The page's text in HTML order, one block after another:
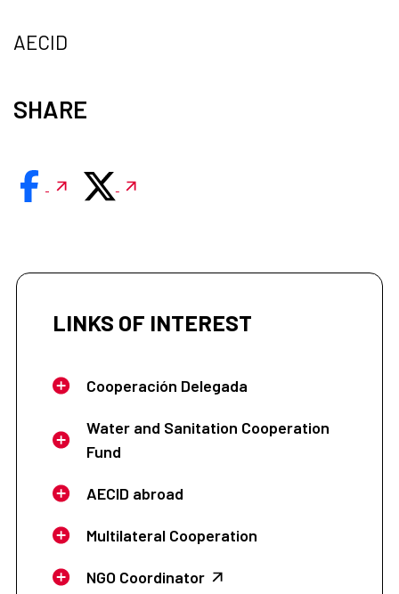
AECID
SHARE
LINKS OF INTEREST
Cooperación Delegada
Water and Sanitation Cooperation
Fund
AECID abroad
Multilateral Cooperation
NGO Coordinator